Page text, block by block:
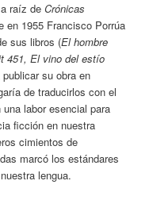
a raíz deCrónicas
en 1955 Francisco Porrúa
sus libros (El hombre
451, El vino del estío
publicar su obra en
de traducirlos con el
labor esencial para
ficción en nuestra
cimientos de
marcó los estándares
lengua.